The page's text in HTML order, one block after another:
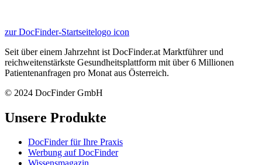
zur DocFinder-Startseitelogo icon
Seit über einem Jahrzehnt ist DocFinder.at Marktführer und
reichweitenstärkste Gesundheitsplattform mit über 6 Millionen
Patientenanfragen pro Monat aus Österreich.
© 2024 DocFinder GmbH
Unsere Produkte
DocFinder für Ihre Praxis
Werbung auf DocFinder